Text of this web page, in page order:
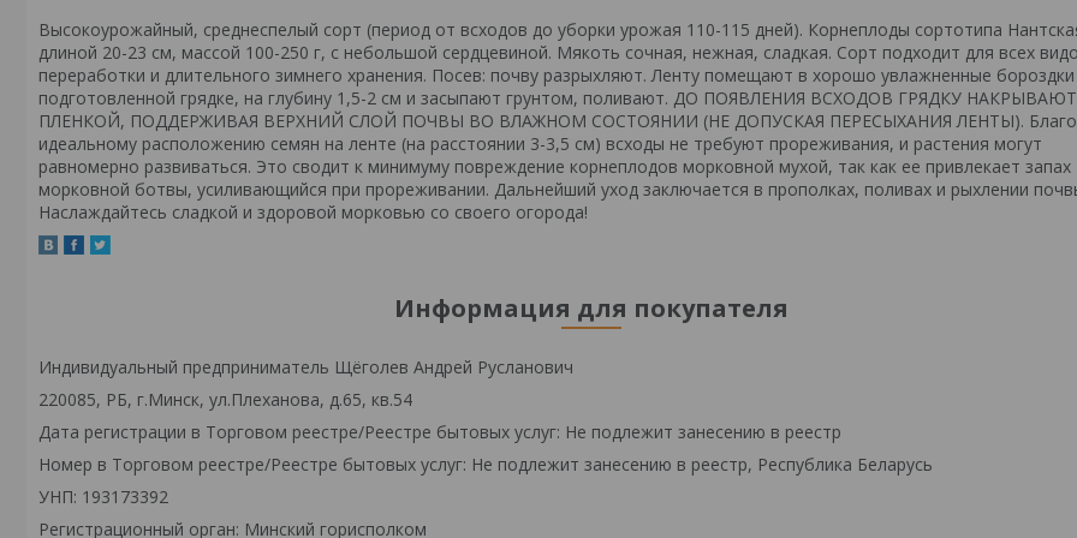
Высокоурожайный, среднеспелый сорт (период от всходов до уборки урожая 110-115 дней). Корнеплоды сортотипа
длиной 20-23 см, массой 100-250 г, с небольшой сердцевиной. Мякоть сочная, нежная, сладкая. Сорт подходит для всех
переработки и длительного зимнего хранения. Посев: почву разрыхляют. Ленту помещают в хорошо увлажненные бороздки
подготовленной грядке, на глубину 1,5-2 см и засыпают грунтом, поливают. ДО ПОЯВЛЕНИЯ ВСХОДОВ ГРЯДКУ НАКРЫВАЮТ
ПЛЕНКОЙ, ПОДДЕРЖИВАЯ ВЕРХНИЙ СЛОЙ ПОЧВЫ ВО ВЛАЖНОМ СОСТОЯНИИ (НЕ ДОПУСКАЯ ПЕРЕСЫХАНИЯ ЛЕНТЫ).
идеальному расположению семян на ленте (на расстоянии 3-3,5 см) всходы не требуют прореживания, и растения могут
равномерно развиваться. Это сводит к минимуму повреждение корнеплодов морковной мухой, так как ее привлекает запах
морковной ботвы, усиливающийся при прореживании. Дальнейший уход заключается в прополках, поливах и рыхлении
Наслаждайтесь сладкой и здоровой морковью со своего огорода!
Информация для покупателя
Индивидуальный предприниматель Щёголев Андрей Русланович
220085, РБ, г.Минск, ул.Плеханова, д.65, кв.54
Дата регистрации в Торговом реестре/Реестре бытовых услуг: Не подлежит занесению в реестр
Номер в Торговом реестре/Реестре бытовых услуг: Не подлежит занесению в реестр, Республика Беларусь
УНП: 193173392
Регистрационный орган: Минский горисполком